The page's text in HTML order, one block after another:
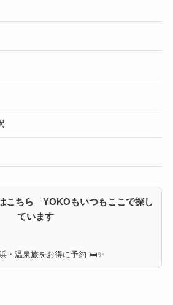
こちら YOKOもいつもここで探し
ています